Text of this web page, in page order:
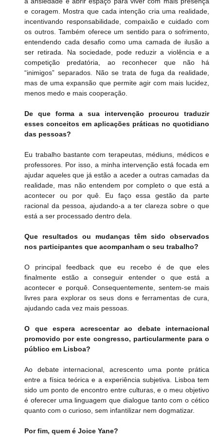
e coragem. Mostra que cada intenção cria uma realidade,
incentivando responsabilidade, compaixão e cuidado com
os outros. Também oferece um sentido para o sofrimento,
entendendo cada desafio como uma camada de ilusão a
ser retirada. Na sociedade, pode reduzir a violência e a
competição predatória, ao reconhecer que não há
“inimigos” separados. Não se trata de fuga da realidade,
mas de uma expansão que permite agir com mais lucidez,
menos medo e mais cooperação.
De que forma a sua intervenção procurou traduzir
esses conceitos em aplicações práticas no quotidiano
das pessoas?
Eu trabalho bastante com terapeutas, médiuns, médicos e
professores. Por isso, a minha intervenção está focada em
ajudar aqueles que já estão a aceder a outras camadas da
realidade, mas não entendem por completo o que está a
acontecer ou por quê. Eu faço essa gestão da parte
racional da pessoa, ajudando-a a ter clareza sobre o que
está a ser processado dentro dela.
Que resultados ou mudanças têm sido observados
nos participantes que acompanham o seu trabalho?
O principal feedback que eu recebo é de que eles
finalmente estão a conseguir entender o que está a
acontecer e porquê. Consequentemente, sentem-se mais
livres para explorar os seus dons e ferramentas de cura,
ajudando cada vez mais pessoas.
O que espera acrescentar ao debate internacional
promovido por este congresso, particularmente para o
público em Lisboa?
Ao debate internacional, acrescento uma ponte prática
entre a física teórica e a experiência subjetiva. Lisboa tem
sido um ponto de encontro entre culturas, e o meu objetivo
é oferecer uma linguagem que dialogue tanto com o cético
quanto com o curioso, sem infantilizar nem dogmatizar.
Por fim, quem é Joice Yane?